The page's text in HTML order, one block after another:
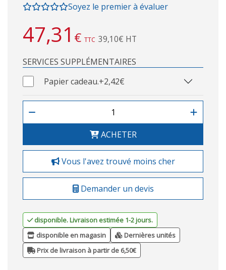
Soyez le premier à évaluer
47,31 € TTC 39,10€ HT
SERVICES SUPPLÉMENTAIRES
Papier cadeau.+2,42€
ACHETER
Vous l'avez trouvé moins cher
Demander un devis
disponible. Livraison estimée 1-2 jours.
disponible en magasin
Dernières unités
Prix de livraison à partir de 6,50€